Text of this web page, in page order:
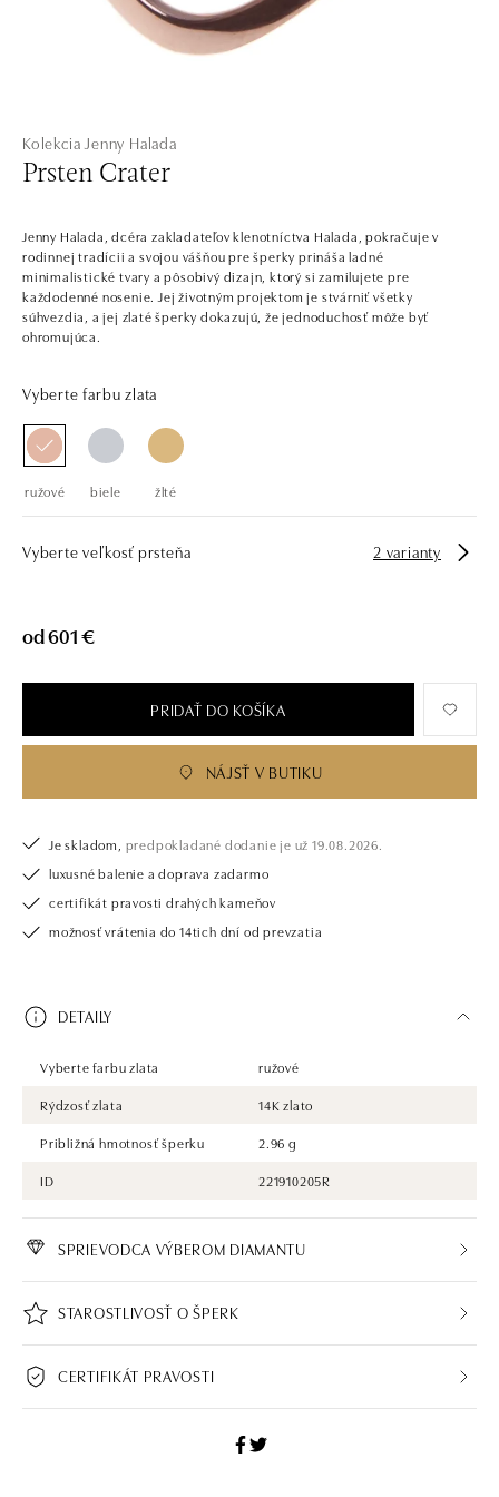
Kolekcia Jenny Halada
Prsten Crater
Jenny Halada, dcéra zakladateľov klenotníctva Halada, pokračuje v
rodinnej tradícii a svojou vášňou pre šperky prináša ladné
minimalistické tvary a pôsobivý dizajn, ktorý si zamilujete pre
každodenné nosenie. Jej životným projektom je stvárniť všetky
súhvezdia, a jej zlaté šperky dokazujú, že jednoduchosť môže byť
ohromujúca.
Vyberte farbu zlata
ružové biele žlté
Vyberte veľkosť prsteňa 2 varianty
od 601 €
PRIDAŤ DO KOŠÍKA
NÁJSŤ V BUTIKU
Je skladom, predpokladané dodanie je už 19.08.2026.
luxusné balenie a doprava zadarmo
certifikát pravosti drahých kameňov
možnosť vrátenia do 14tich dní od prevzatia
DETAILY
Vyberte farbu zlata
ružové
Rýdzosť zlata
14K zlato
Približná hmotnosť šperku
2.96 g
ID
221910205R
SPRIEVODCA VÝBEROM DIAMANTU
STAROSTLIVOSŤ O ŠPERK
CERTIFIKÁT PRAVOSTI